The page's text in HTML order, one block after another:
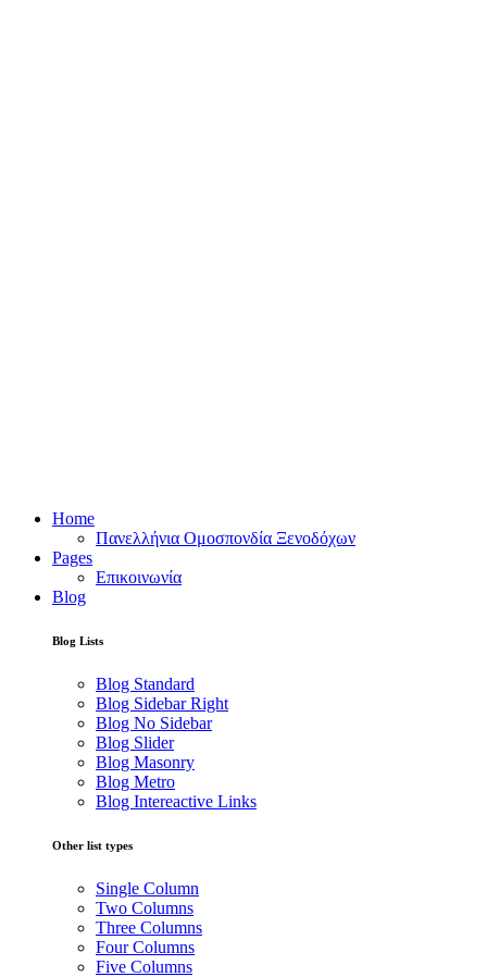
Home
Πανελλήνια Ομοσπονδία Ξενοδόχων
Pages
Επικοινωνία
Blog
Blog Lists
Blog Standard
Blog Sidebar Right
Blog No Sidebar
Blog Slider
Blog Masonry
Blog Metro
Blog Intereactive Links
Other list types
Single Column
Two Columns
Three Columns
Four Columns
Five Columns